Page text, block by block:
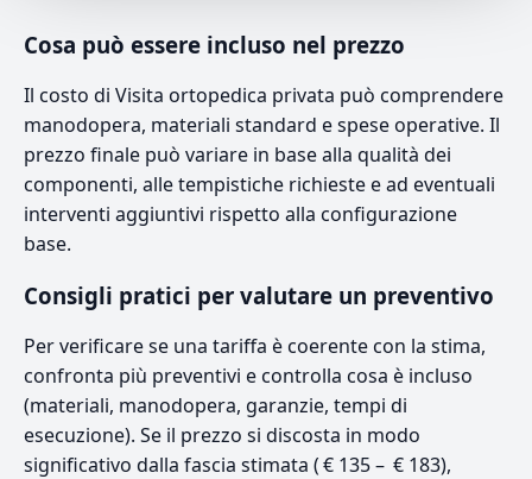
Cosa può essere incluso nel prezzo
Il costo di Visita ortopedica privata può comprendere
manodopera, materiali standard e spese operative. Il
prezzo finale può variare in base alla qualità dei
componenti, alle tempistiche richieste e ad eventuali
interventi aggiuntivi rispetto alla configurazione
base.
Consigli pratici per valutare un preventivo
Per verificare se una tariffa è coerente con la stima,
confronta più preventivi e controlla cosa è incluso
(materiali, manodopera, garanzie, tempi di
esecuzione). Se il prezzo si discosta in modo
significativo dalla fascia stimata ( € 135 – € 183),